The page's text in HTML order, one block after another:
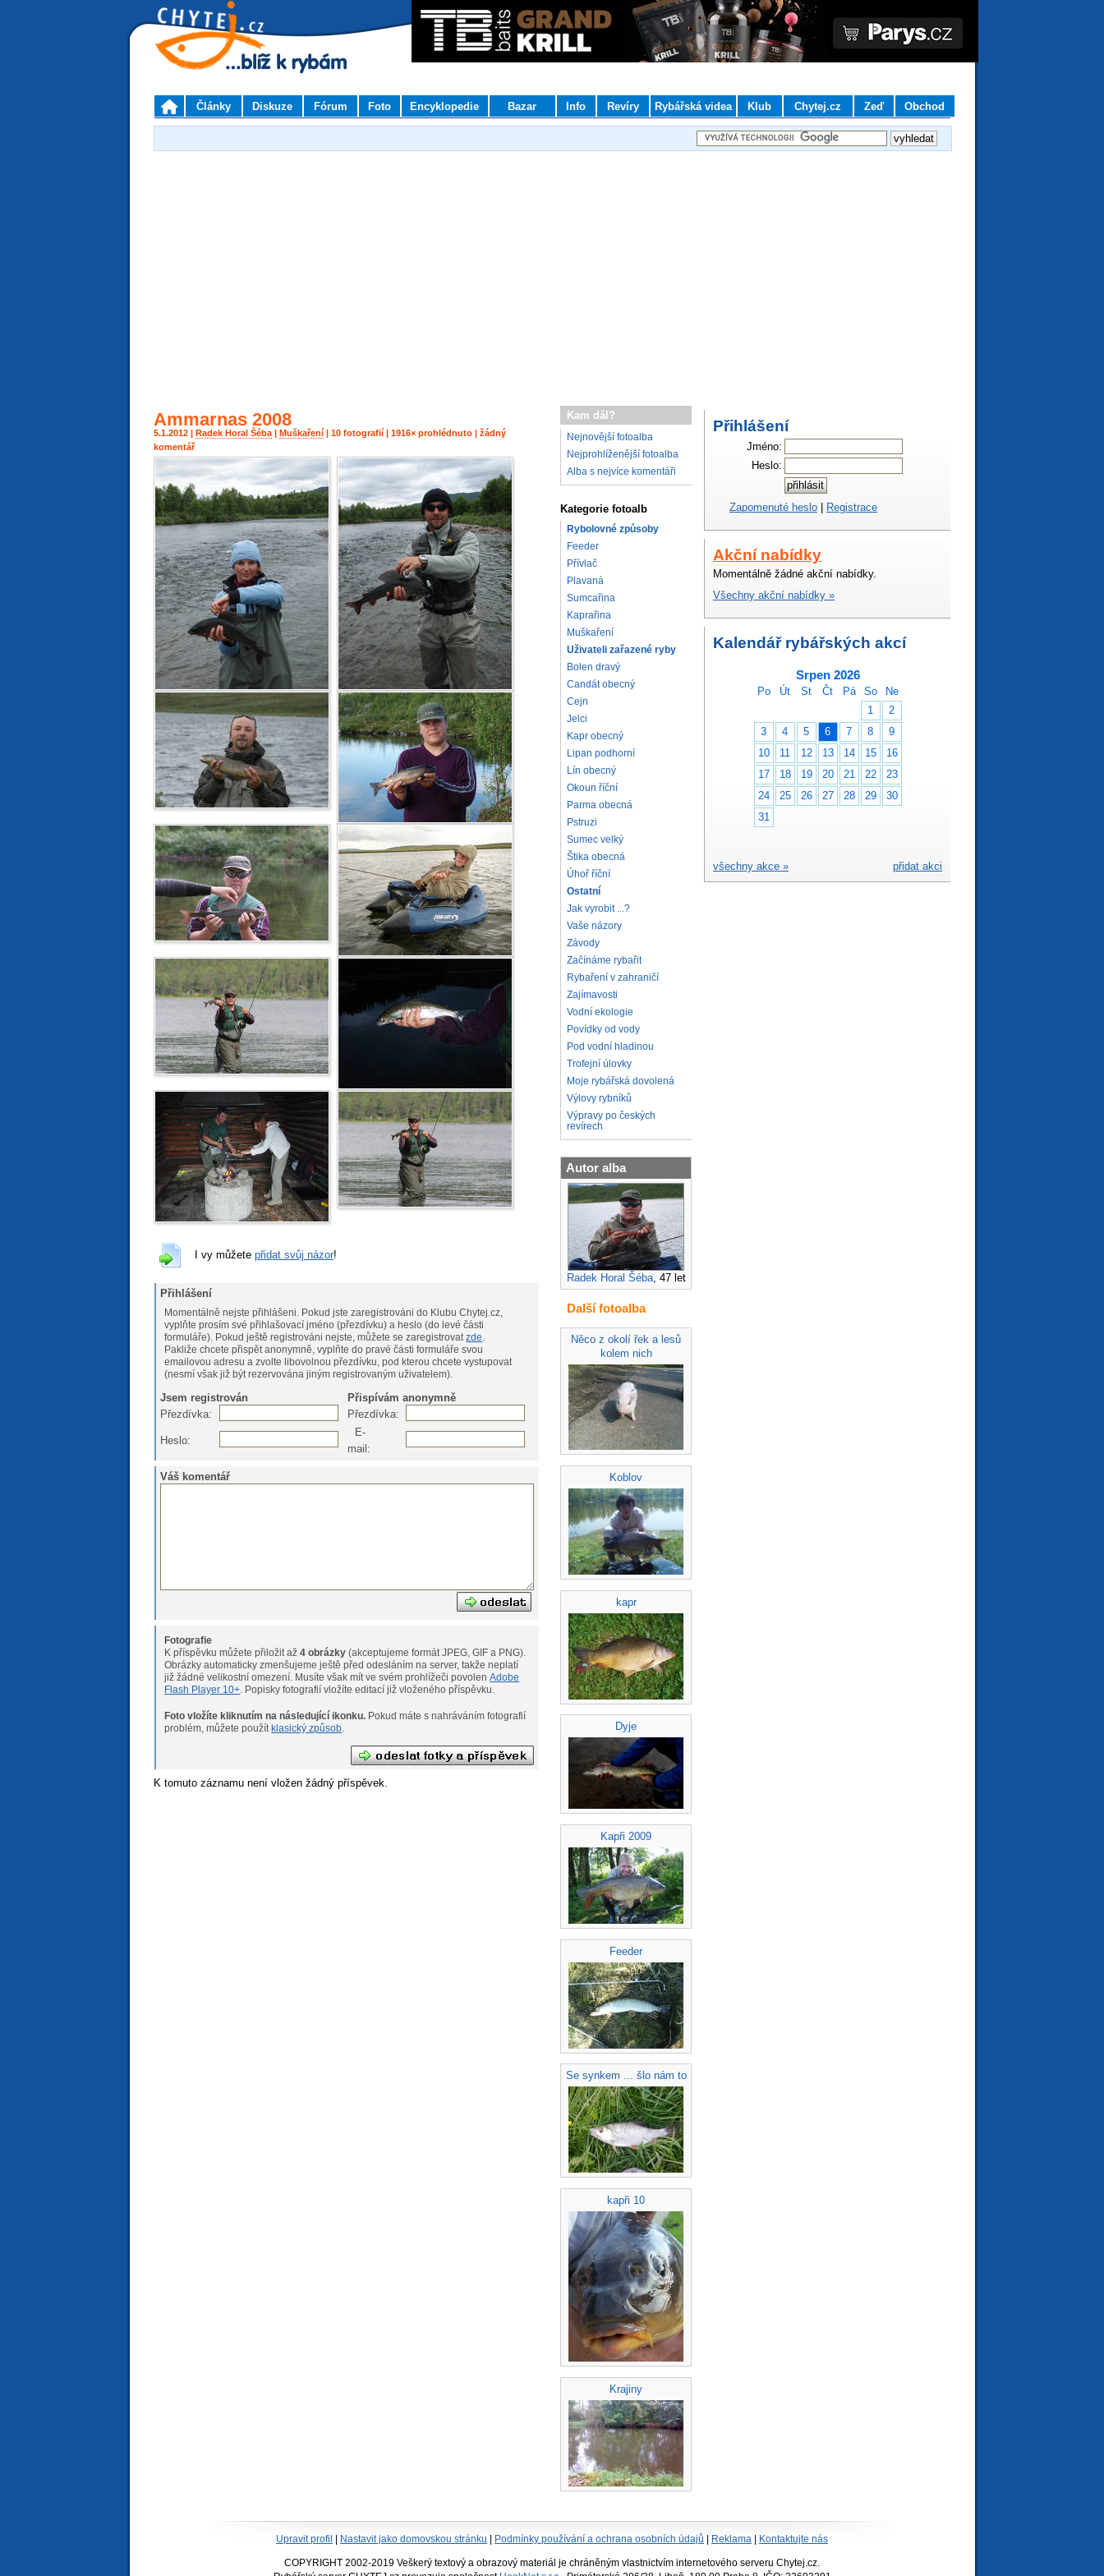
Články Diskuze Fórum Foto Encyklopedie Bazar Info Revíry Rybářská videa Klub Chytej.cz Zeď Obchod
Ammarnas 2008
5.1.2012 | Radek Horal Šéba | Muškaření | 10 fotografií | 1916× prohlédnuto | žádný
komentář
I vy můžete přidat svůj názor!
Přihlášení
Momentálně nejste přihlášeni. Pokud jste zaregistrováni do Klubu Chytej.cz,
vyplňte prosím své přihlašovací jméno (přezdívku) a heslo (do levé části
formuláře). Pokud ještě registrováni nejste, můžete se zaregistrovatzde.
Pakliže chcete přispět anonymně, vyplňte do pravé části formuláře svou
emailovou adresu a zvolte libovolnou přezdívku, pod kterou chcete vystupovat
(nesmí však již být rezervována jiným registrovaným uživatelem).
Jsem registrován
Přispívám anonymně
Přezdívka:
Přezdívka:
Heslo:
E-
mail:
Váš komentář
Fotografie
K příspěvku můžete přiložit až4 obrázky (akceptujeme formát JPEG, GIF a PNG).
Obrázky automaticky zmenšujeme ještě před odesláním na server, takže neplatí
již žádné velikostní omezení. Musíte však mít ve svém prohlížeči povolenAdobe
Flash Player 10+ . Popisky fotografií vložíte editací již vloženého příspěvku.
Foto vložíte kliknutím na následující ikonku.
problém, můžete použít klasický způsob.
K tomuto záznamu není vložen žádný příspěvek.
Kam dál?
Nejnovější fotoalba
Nejprohlíženější fotoalba
Alba s nejvíce komentáři
Kategorie fotoalb
Rybolovné způsoby
Feeder
Přívlač
Plavaná
Sumcařina
Kaprařina
Muškaření
Uživateli zařazené ryby
Bolen dravý
Candát obecný
Cejn
Jelci
Kapr obecný
Lipan podhorní
Lín obecný
Okoun říční
Parma obecná
Pstruzi
Sumec velký
Štika obecná
Úhoř říční
Ostatní
Jak vyrobit ...?
Vaše názory
Závody
Začínáme rybařit
Rybaření v zahraničí
Zajímavosti
Vodní ekologie
Povídky od vody
Pod vodní hladinou
Trofejní úlovky
Moje rybářská dovolená
Výlovy rybníků
Výpravy po českých
revírech
Autor alba
Radek Horal Šéba, 47 let
Další fotoalba
Něco z okolí řek a lesů
kolem nich
Koblov
kapr
Dyje
Kapři 2009
Feeder
Se synkem ... šlo nám to
kapři 10
Krajiny
Přihlášení
Jméno:
Heslo:
Zapomenuté heslo | Registrace
Akční nabídky
Momentálně žádné akční nabídky.
Všechny akční nabídky »
Kalendář rybářských akcí
Srpen 2026
Po Út St Čt Pá So
Ne
1
2
3
4 5 6 7 8
9
10
11 12 13 14 15
16
17
18 19 20 21 22
23
24
25 26 27 28 29
30
31
přidat akci
všechny akce »
Upravit profil Nastavit jako domovskou stránku Podmínky používání a ochrana osobních údajů Reklama Kontaktujte nás
COPYRIGHT 2002-2019 Veškerý textový a obrazový materiál je chráněným vlastnictvím internetového serveru Chytej.cz.